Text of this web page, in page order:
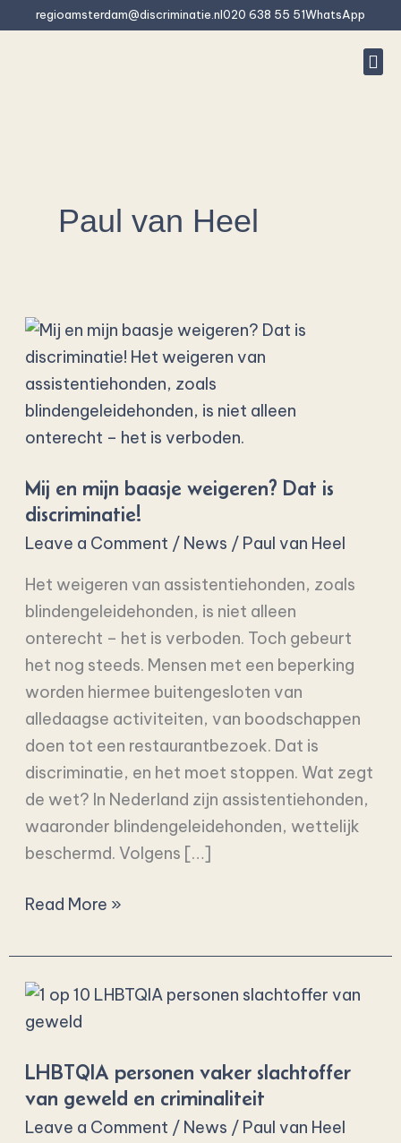
regioamsterdam@discriminatie.nl020 638 55 51WhatsApp
Paul van Heel
Mij en mijn baasje weigeren? Dat is
discriminatie!
Leave a Comment / News / Paul van Heel
Het weigeren van assistentiehonden, zoals
blindengeleidehonden, is niet alleen
onterecht – het is verboden. Toch gebeurt
het nog steeds. Mensen met een beperking
worden hiermee buitengesloten van
alledaagse activiteiten, van boodschappen
doen tot een restaurantbezoek. Dat is
discriminatie, en het moet stoppen. Wat zegt
de wet? In Nederland zijn assistentiehonden,
waaronder blindengeleidehonden, wettelijk
beschermd. Volgens […]
Mij
en
mijn
baasje
weigeren?
is
discriminatie!
Read More »
LHBTQIA personen vaker slachtoffer
van geweld en criminaliteit
Leave a Comment / News / Paul van Heel
LHBTQIA
personen
slachtoffer
van
geweld